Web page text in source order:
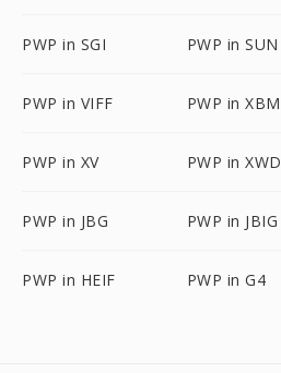
PWP in SGI PWP in SUN
PWP in VIFF PWP in XBM
PWP in XV PWP in XWD
PWP in JBG PWP in JBIG
PWP in HEIF PWP in G4